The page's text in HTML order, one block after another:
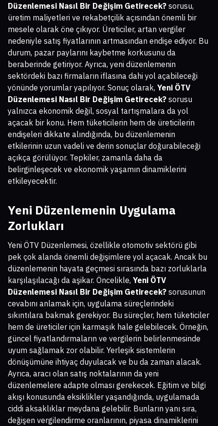
Düzenlemesi Nasıl Bir Değişim Getirecek? sorusu,
üretim maliyetleri ve rekabetçilik açısından önemli bir
mesele olarak öne çıkıyor. Üreticiler, artan vergiler
nedeniyle satış fiyatlarının artmasından endişe ediyor. Bu
durum, pazar paylarını kaybetme korkusunu da
beraberinde getiriyor. Ayrıca, yeni düzenlemenin
sektördeki bazı firmaların iflasına dahi yol açabileceği
yönünde yorumlar yapılıyor. Sonuç olarak, Yeni ÖTV
Düzenlemesi Nasıl Bir Değişim Getirecek? sorusu
yalnızca ekonomik değil, sosyal tartışmalara da yol
açacak bir konu. Hem tüketicilerin hem de üreticilerin
endişeleri dikkate alındığında, bu düzenlemenin
etkilerinin uzun vadeli ve derin sonuçlar doğurabileceği
açıkça görülüyor. Tepkiler, zamanla daha da
belirginleşecek ve ekonomik yaşamın dinamiklerini
etkileyecektir.
Yeni Düzenlemenin Uygulama
Zorlukları
Yeni ÖTV Düzenlemesi, özellikle otomotiv sektörü gibi
pek çok alanda önemli değişimlere yol açacak. Ancak bu
düzenlemenin hayata geçmesi sırasında bazı zorluklarla
karşılaşılacağı da aşikar. Öncelikle, Yeni ÖTV
Düzenlemesi Nasıl Bir Değişim Getirecek? sorusunun
cevabını anlamak için, uygulama süreçlerindeki
sıkıntılara bakmak gerekiyor. Bu süreçler, hem tüketiciler
hem de üreticiler için karmaşık hale gelebilecek. Örneğin,
güncel fiyatlandırmaların ve vergilerin belirlenmesinde
uyum sağlamak zor olabilir. Yerleşik sistemlerin
dönüşümüne ihtiyaç duyulacak ve bu da zaman alacak.
Ayrıca, aracı olan satış noktalarının da yeni
düzenlemelere adapte olması gerekecek. Eğitim ve bilgi
akışı konusunda eksiklikler yaşandığında, uygulamada
ciddi aksaklıklar meydana gelebilir. Bunların yanı sıra,
değişen vergilendirme oranlarının, piyasa dinamiklerini